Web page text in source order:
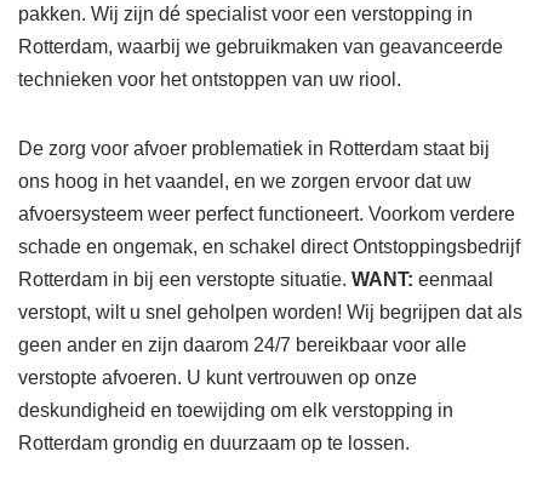
pakken. Wij zijn dé specialist voor een verstopping in
Rotterdam, waarbij we gebruikmaken van geavanceerde
technieken voor het ontstoppen van uw riool.
De zorg voor afvoer problematiek in Rotterdam staat bij
ons hoog in het vaandel, en we zorgen ervoor dat uw
afvoersysteem weer perfect functioneert. Voorkom verdere
schade en ongemak, en schakel direct Ontstoppingsbedrijf
Rotterdam in bij een verstopte situatie. WANT: eenmaal
verstopt, wilt u snel geholpen worden! Wij begrijpen dat als
geen ander en zijn daarom 24/7 bereikbaar voor alle
verstopte afvoeren. U kunt vertrouwen op onze
deskundigheid en toewijding om elk verstopping in
Rotterdam grondig en duurzaam op te lossen.